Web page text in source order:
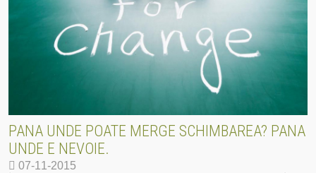
PANA UNDE POATE MERGE SCHIMBAREA? PANA
UNDE E NEVOIE.
07-11-2015